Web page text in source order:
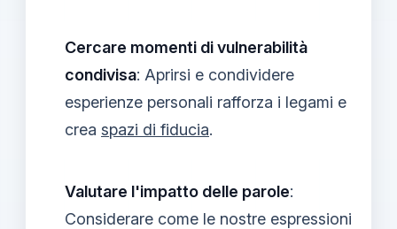
Cercare momenti di vulnerabilità
condivisa: Aprirsi e condividere
esperienze personali rafforza i legami e
crea spazi di fiducia.
Valutare l'impatto delle parole:
Considerare come le nostre espressioni